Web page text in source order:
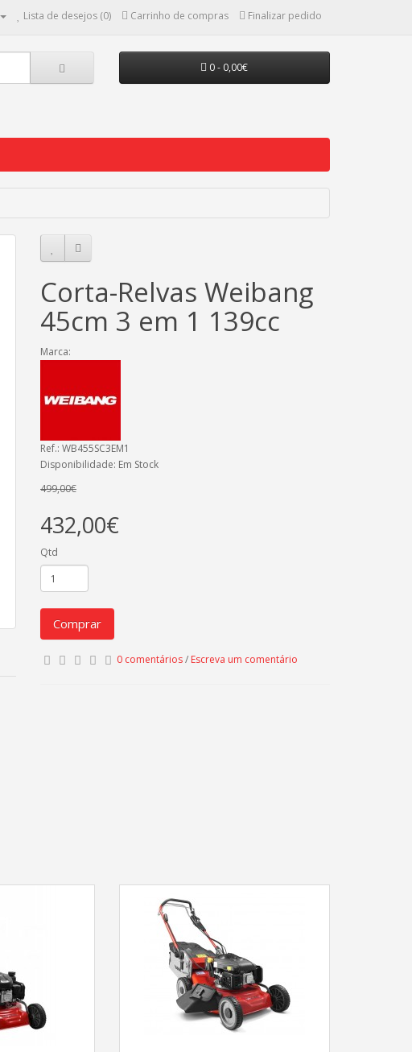
Lista de desejos (0) Carrinho de compras Finalizar pedido
0 - 0,00€
Corta-Relvas Weibang
45cm 3 em 1 139cc
Marca:
Ref.: WB455SC3EM1
Disponibilidade: Em Stock
499,00€
432,00€
Qtd
Comprar
0 comentários/ Escreva um comentário